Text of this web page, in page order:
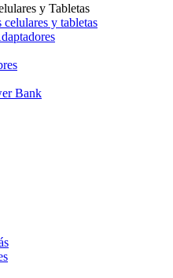
y Tabletas
celulares y tabletas
Bank